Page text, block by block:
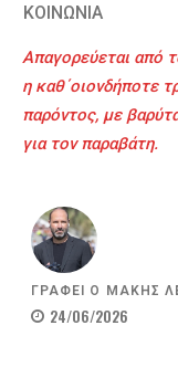
ΚΟΙΝΩΝΙΑ
Απαγορεύεται από
η καθ΄οιονδήποτε
παρόντος, με
για τον παραβάτη.
ΓΡΑΦΕΙ Ο ΜΑΚΗΣ
24/06/2026